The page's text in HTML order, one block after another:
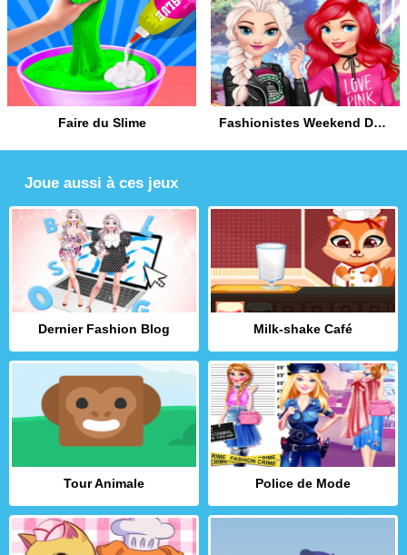
Faire du Slime Fashionistes Weekend Décontracté
Joue aussi à ces jeux
Dernier Fashion Blog Milk-shake Café
Tour Animale Police de Mode